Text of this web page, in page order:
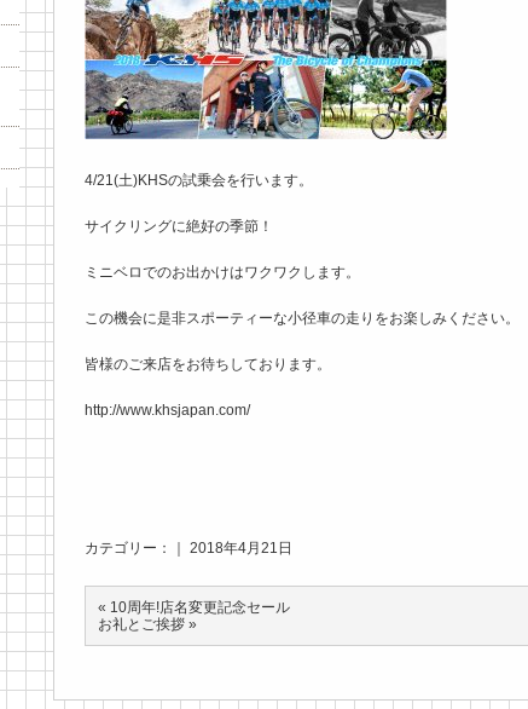
4/21(土)KHSの試乗会を行います。
サイクリングに絶好の季節！
ミニベロでのお出かけはワクワクします。
この機会に是非スポーティーな小径車の走りをお楽しみください。
皆様のご来店をお待ちしております。
http://www.khsjapan.com/
カテゴリー：｜ 2018年4月21日
« 10周年!店名変更記念セール
お礼とご挨拶 »